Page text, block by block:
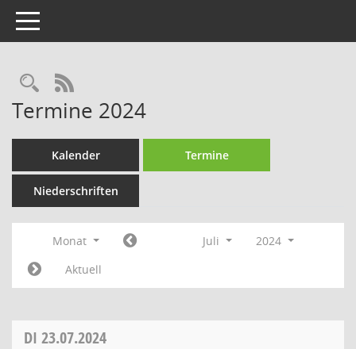
Toggle navigation
Rechercheauswahl
RSS-Feed
Termine 2024
Kalender Termine
Niederschriften
Monat Juli
2024
Aktuell
DI 23.07.2024